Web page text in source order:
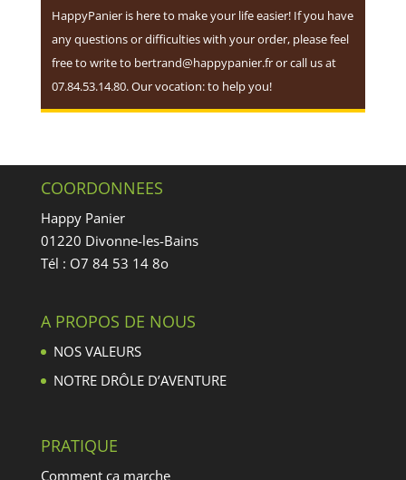
HappyPanier is here to make your life easier! If you have
any questions or difficulties with your order, please feel
free to write to bertrand@happypanier.fr or call us at
07.84.53.14.80. Our vocation: to help you!
COORDONNEES
Happy Panier
01220 Divonne-les-Bains
Tél : O7 84 53 14 8o
A PROPOS DE NOUS
NOS VALEURS
NOTRE DRÔLE D’AVENTURE
PRATIQUE
Comment ça marche